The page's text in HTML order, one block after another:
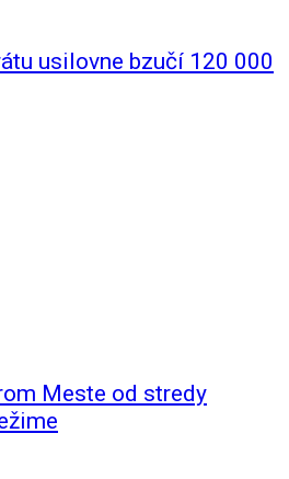
usilovne bzučí 120 000
Meste od stredy